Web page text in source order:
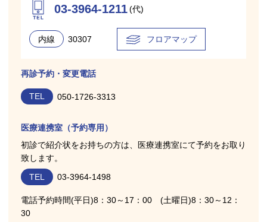
03-3964-1211(代)
内線 30307 フロアマップ
再診予約・変更電話
TEL 050-1726-3313
医療連携室（予約専用）
初診で紹介状をお持ちの方は、医療連携室にて予約をお取り
致します。
TEL
03-3964-1498
電話予約時間(平日)8：30～17：00 (土曜日)8：30～12：
30